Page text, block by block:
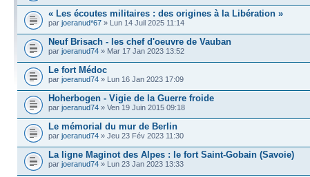
« Les écoutes militaires : des origines à la Libération »
par joeranud*67 » Lun 14 Juil 2025 11:14
Neuf Brisach - les chef d'oeuvre de Vauban
par joeranud74 » Mar 17 Jan 2023 13:52
Le fort Médoc
par joeranud74 » Lun 16 Jan 2023 17:09
Hoherbogen - Vigie de la Guerre froide
par joeranud74 » Ven 19 Juin 2015 09:18
Le mémorial du mur de Berlin
par joeranud74 » Jeu 23 Fév 2023 11:30
La ligne Maginot des Alpes : le fort Saint-Gobain (Savoie)
par joeranud74 » Lun 23 Jan 2023 13:33